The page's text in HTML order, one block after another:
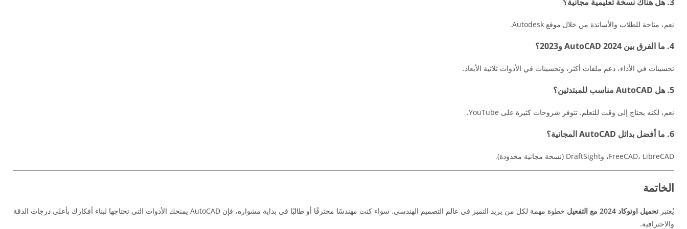
نعم، متاحة للطلاب والأساتذة من خلال موقع Autodesk.
4. ما الفرق بين AutoCAD 2024 و2023؟
تحسينات في الأداء، دعم ملفات أكثر، وتحسينات في الأدوات ثلاثية الأبعاد.
5. هل AutoCAD مناسب للمبتدئين؟
نعم، لكنه يحتاج إلى وقت للتعلم. تتوفر شروحات كثيرة على YouTube.
6. ما أفضل بدائل AutoCAD المجانية؟
FreeCAD، LibreCAD، وDraftSight (نسخة مجانية محدودة).
الخاتمة
يُعتبر تحميل اوتوكاد 2024 مع التفعيل
خطوة مهمة لكل من يريد التميز في عالم التصميم الهندسي. سواء كنت مهندسًا محترفًا أو طالبًا في بداية مشواره، فإن AutoCAD يمنحك الأدوات التي تحتاجها لبناء أفكارك بأعلى درجات الدقة
والاحترافية.